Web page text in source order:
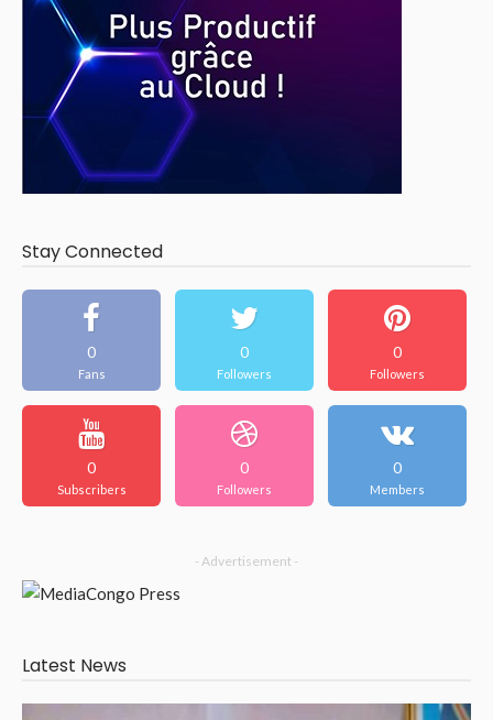
Stay Connected
0
Fans
0
Followers
0
Followers
0
Subscribers
0
Followers
0
Members
- Advertisement -
Latest News